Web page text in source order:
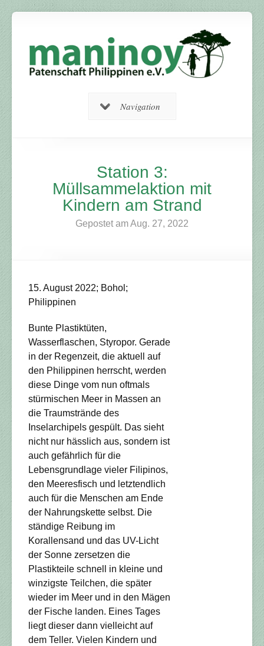
Navigation
Station 3:
Müllsammelaktion mit
Kindern am Strand
Gepostet am Aug. 27, 2022
15. August 2022; Bohol;
Philippinen
Bunte Plastiktüten,
Wasserflaschen, Styropor. Gerade
in der Regenzeit, die aktuell auf
den Philippinen herrscht, werden
diese Dinge vom nun oftmals
stürmischen Meer in Massen an
die Traumstrände des
Inselarchipels gespült. Das sieht
nicht nur hässlich aus, sondern ist
auch gefährlich für die
Lebensgrundlage vieler Filipinos,
den Meeresfisch und letztendlich
auch für die Menschen am Ende
der Nahrungskette selbst. Die
ständige Reibung im
Korallensand und das UV-Licht
der Sonne zersetzen die
Plastikteile schnell in kleine und
winzigste Teilchen, die später
wieder im Meer und in den Mägen
der Fische landen. Eines Tages
liegt dieser dann vielleicht auf
dem Teller. Vielen Kindern und